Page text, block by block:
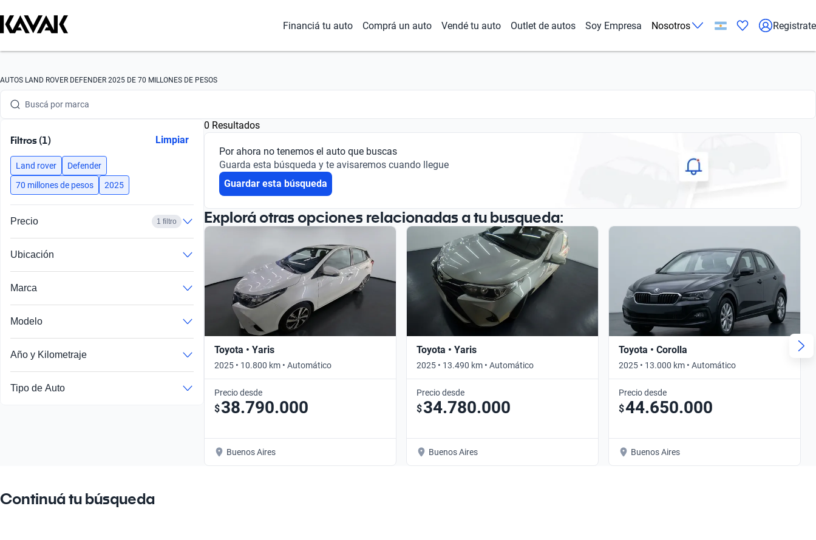
Financiá tu auto Comprá un auto Vendé tu auto Outlet de autos Soy Empresa Nosotros Registrate
AUTOS LAND ROVER DEFENDER 2025 DE 70 MILLONES DE PESOS
Buscá por marca
Buscá por versión
Buscá por año
Buscá por modelo
Buscá por año
Filtros (1) Limpiar
Land rover
Defender
70 millones de pesos
2025
Precio 1 filtro
Ubicación
Marca
Modelo
Año y Kilometraje
Tipo de Auto
0 Resultados
Por ahora no tenemos el auto que buscas
Guarda esta búsqueda y te avisaremos cuando llegue
Guardar esta búsqueda
Explorá otras opciones relacionadas a tu busqueda:
Toyota • Yaris
2025 • 10.800 km • Automático
Precio desde
$38.790.000
Buenos Aires
Toyota • Yaris
2025 • 13.490 km • Automático
Precio desde
$34.780.000
Buenos Aires
Toyota • Corolla
2025 • 13.000 km • Automático
Precio desde
$44.650.000
Buenos Aires
Continuá tu búsqueda